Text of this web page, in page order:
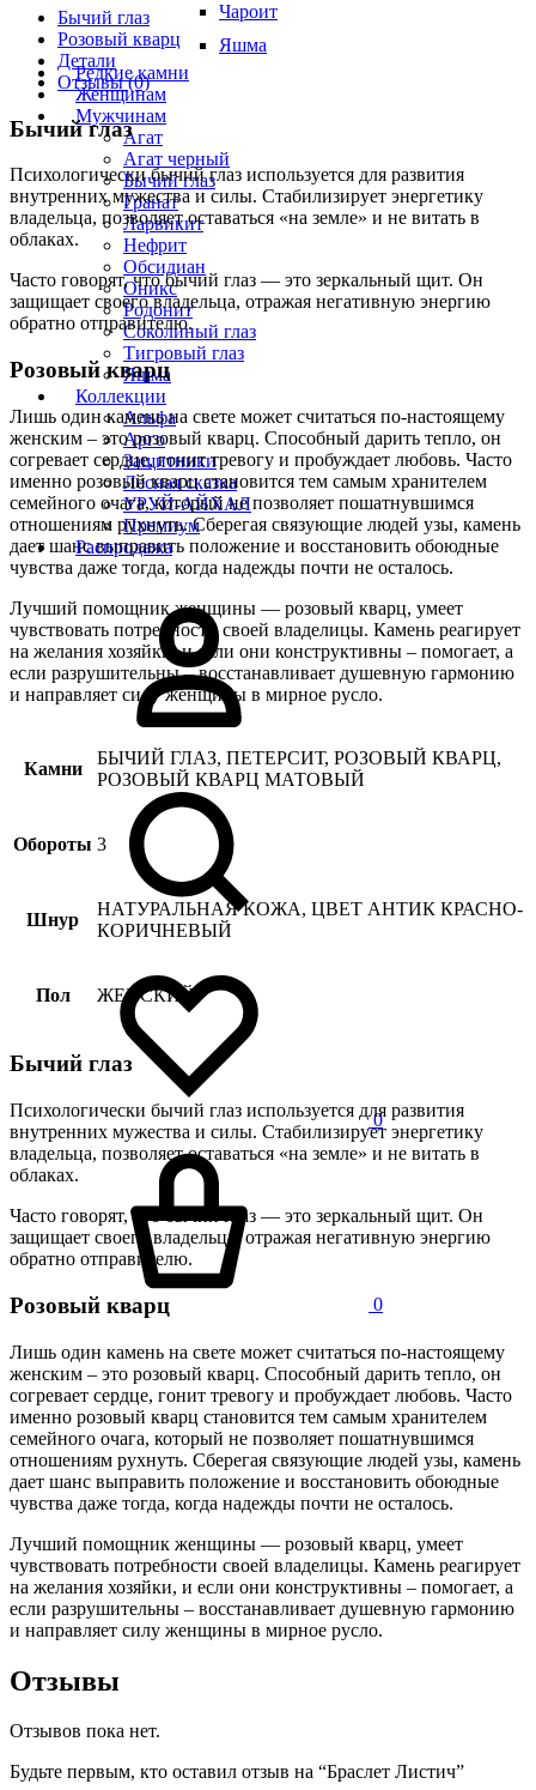
Чароит
Яшма
Редкие камни
Женщинам
Мужчинам
Агат
Агат черный
Бычий глаз
Гранат
Ларвикит
Нефрит
Обсидиан
Оникс
Родонит
Соколиный глаз
Тигровый глаз
Яшма
Коллекции
Альфа
Арго
Защитники
Лесная сказка
УРУЙ-АЙХАЛ
Премиум
Распродажа
0
0
Бычий глаз
Розовый кварц
Детали
Отзывы (0)
Бычий глаз
Психологически бычий глаз используется для развития
внутренних мужества и силы. Стабилизирует энергетику
владельца, позволяет оставаться «на земле» и не витать в
облаках.
Часто говорят, что бычий глаз — это зеркальный щит. Он
защищает своего владельца, отражая негативную энергию
обратно отправителю.
Розовый кварц
Лишь один камень на свете может считаться по-настоящему
женским – это розовый кварц. Способный дарить тепло, он
согревает сердце, гонит тревогу и пробуждает любовь. Часто
именно розовый кварц становится тем самым хранителем
семейного очага, который не позволяет пошатнувшимся
отношениям рухнуть. Сберегая связующие людей узы, камень
дает шанс выправить положение и восстановить обоюдные
чувства даже тогда, когда надежды почти не осталось.
Лучший помощник женщины — розовый кварц, умеет
чувствовать потребности своей владелицы. Камень реагирует
на желания хозяйки, и если они конструктивны – помогает, а
если разрушительны – восстанавливает душевную гармонию
и направляет силу женщины в мирное русло.
Камни
БЫЧИЙ ГЛАЗ, ПЕТЕРСИТ, РОЗОВЫЙ КВАРЦ,
РОЗОВЫЙ КВАРЦ МАТОВЫЙ
Обороты 3
Шнур
НАТУРАЛЬНАЯ КОЖА, ЦВЕТ АНТИК КРАСНО-
КОРИЧНЕВЫЙ
Пол ЖЕНСКИЙ
Бычий глаз
Психологически бычий глаз используется для развития
внутренних мужества и силы. Стабилизирует энергетику
владельца, позволяет оставаться «на земле» и не витать в
облаках.
Часто говорят, что бычий глаз — это зеркальный щит. Он
защищает своего владельца, отражая негативную энергию
обратно отправителю.
Розовый кварц
Лишь один камень на свете может считаться по-настоящему
женским – это розовый кварц. Способный дарить тепло, он
согревает сердце, гонит тревогу и пробуждает любовь. Часто
именно розовый кварц становится тем самым хранителем
семейного очага, который не позволяет пошатнувшимся
отношениям рухнуть. Сберегая связующие людей узы, камень
дает шанс выправить положение и восстановить обоюдные
чувства даже тогда, когда надежды почти не осталось.
Лучший помощник женщины — розовый кварц, умеет
чувствовать потребности своей владелицы. Камень реагирует
на желания хозяйки, и если они конструктивны – помогает, а
если разрушительны – восстанавливает душевную гармонию
и направляет силу женщины в мирное русло.
Отзывы
Отзывов пока нет.
Будьте первым, кто оставил отзыв на “Браслет Листич”